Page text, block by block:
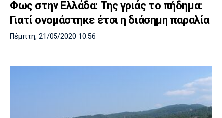
Φως στην Ελλάδα: Της γριάς το πήδημα:
Γιατί ονομάστηκε έτσι η διάσημη παραλία
Πέμπτη, 21/05/2020 10:56